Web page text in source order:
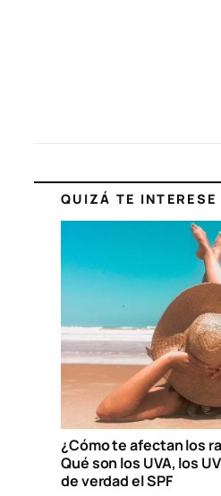
QUIZÁ TE INTERESE
¿Cómo te afectan los
Qué son los UVA, los
de verdad el SPF